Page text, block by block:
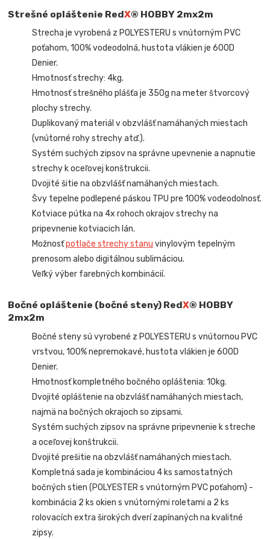
Strešné opláštenie RedX® HOBBY 2mx2m
Strecha je vyrobená z POLYESTERU s vnútorným PVC
poťahom, 100% vodeodolná, hustota vlákien je 600D
Denier.
Hmotnosť strechy: 4kg.
Hmotnosť strešného plášťa je 350g na meter štvorcový
plochy strechy.
Duplikovaný materiál v obzvlášť namáhaných miestach
(vnútorné rohy strechy atď.).
Systém suchých zipsov na správne upevnenie a napnutie
strechy k oceľovej konštrukcii.
Dvojité šitie na obzvlášť namáhaných miestach.
Švy tepelne podlepené páskou TPU pre 100% vodeodolnosť.
Kotviace pútka na 4x rohoch okrajov strechy na
pripevnenie kotviacich lán.
Možnosťpotlače strechy stanu vinylovým tepelným
prenosom alebo digitálnou sublimáciou.
Veľký výber farebných kombinácií.
Bočné opláštenie (bočné steny) RedX® HOBBY
2mx2m
Bočné steny sú vyrobené z POLYESTERU s vnútornou PVC
vrstvou, 100% nepremokavé, hustota vlákien je 600D
Denier.
Hmotnosť kompletného bočného opláštenia: 10kg.
Dvojité opláštenie na obzvlášť namáhaných miestach,
najmä na bočných okrajoch so zipsami.
Systém suchých zipsov na správne pripevnenie k streche
a oceľovej konštrukcii.
Dvojité prešitie na obzvlášť namáhaných miestach.
Kompletná sada je kombináciou 4 ks samostatných
bočných stien (POLYESTER s vnútorným PVC poťahom) -
kombinácia 2 ks okien s vnútornými roletami a 2 ks
rolovacích extra širokých dverí zapínaných na kvalitné
zipsy.